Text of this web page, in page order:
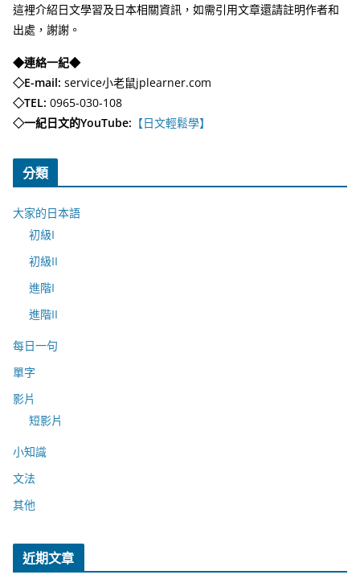
這裡介紹日文學習及日本相關資訊，如需引用文章還請註明作者和
出處，謝謝。
◆連絡一紀◆
◇E-mail: service小老鼠jplearner.com
◇TEL: 0965-030-108
◇一紀日文的YouTube: 【日文輕鬆學】
分類
大家的日本語
初級I
初級II
進階I
進階II
每日一句
單字
影片
短影片
小知識
文法
其他
近期文章